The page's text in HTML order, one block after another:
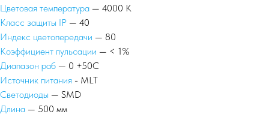
Цветовая температура — 4000 К
Класс защиты IP — 40
Индекс цветопередачи — 80
Коэффициент пульсации — < 1%
Диапазон раб — 0 +50С
Источник питания - MLT
Светодиоды — SMD
Длина — 500 мм